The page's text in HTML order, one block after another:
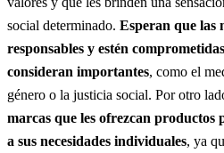
social determinado. Esperan que las
responsables y estén
consideran importantes, como el
género o la justicia social. Por otro
marcas que les ofrezcan productos
a sus necesidades individuales, ya